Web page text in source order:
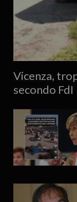
Vicenza,
secondo FdI